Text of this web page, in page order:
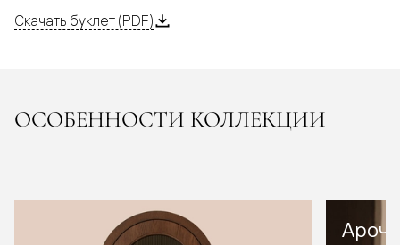
Скачать буклет (PDF)
ОСОБЕННОСТИ КОЛЛЕКЦИИ